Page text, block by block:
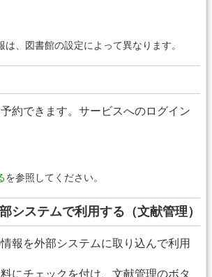
は、図書館の設定によって異なります。
約できます。サービスへのログイン
を参照してください。
システムで利用する（文献管理）
報を外部システムに取り込んで利用
にチェックを付け、文献管理のボタ